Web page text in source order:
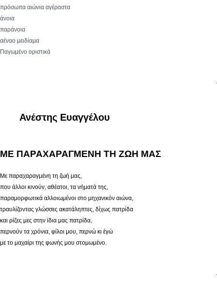
πρόσωπα αιώνια αγέραστα
άνοια
παράνοια
αέναο μειδίαμα
Παγωμένο οριστικά
.
Ανέστης Ευαγγέλου
ΜΕ ΠΑΡΑΧΑΡΑΓΜΕΝΗ ΤΗ ΖΩΗ ΜΑΣ
Με παραχαραγμένη τη ζωή μας,
που άλλοι κινούν, αθέατοι, τα νήματά της,
παραμορφωτικά αλλοιωμένοι στο μηχανικόν αιώνα,
τραυλίζοντας γλώσσες ακατάληπτες, δίχως πατρίδα
και ρίζες μες στην ίδια μας πατρίδα,
περνούν τα χρόνια, φίλοι μου, περνώ κι έγώ
με το μαχαίρι της φωνής μου στομωμένο.